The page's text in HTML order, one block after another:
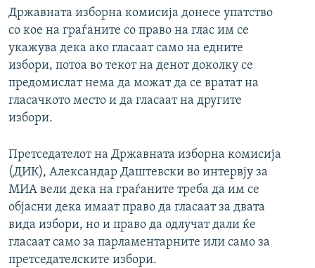
Државната изборна комисија донесе упатство
со кое на граѓаните со право на глас им се
укажува дека ако гласаат само на едните
избори, потоа во текот на денот доколку се
предомислат нема да можат да се вратат на
гласачкото место и да гласаат на другите
избори.
Претседателот на Државната изборна комисија
(ДИК), Александар Даштевски во интервју за
МИА вели дека на граѓаните треба да им се
објасни дека имаат право да гласаат за двата
вида избори, но и право да одлучат дали ќе
гласаат само за парламентарните или само за
претседателските избори.